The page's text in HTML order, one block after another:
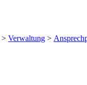
> Verwaltung >